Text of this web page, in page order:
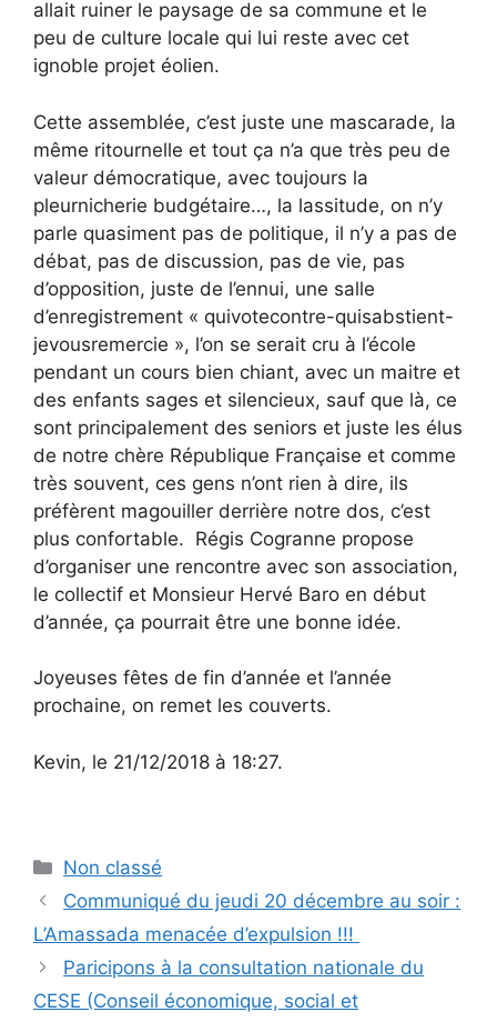
allait ruiner le paysage de sa commune et le
peu de culture locale qui lui reste avec cet
ignoble projet éolien.
Cette assemblée, c’est juste une mascarade, la
même ritournelle et tout ça n’a que très peu de
valeur démocratique, avec toujours la
pleurnicherie budgétaire…, la lassitude, on n’y
parle quasiment pas de politique, il n’y a pas de
débat, pas de discussion, pas de vie, pas
d’opposition, juste de l’ennui, une salle
d’enregistrement « quivotecontre-quisabstient-
jevousremercie », l’on se serait cru à l’école
pendant un cours bien chiant, avec un maitre et
des enfants sages et silencieux, sauf que là, ce
sont principalement des seniors et juste les élus
de notre chère République Française et comme
très souvent, ces gens n’ont rien à dire, ils
préfèrent magouiller derrière notre dos, c’est
plus confortable. Régis Cogranne propose
d’organiser une rencontre avec son association,
le collectif et Monsieur Hervé Baro en début
d’année, ça pourrait être une bonne idée.
Joyeuses fêtes de fin d’année et l’année
prochaine, on remet les couverts.
Kevin, le 21/12/2018 à 18:27.
Catégories
Non classé
Communiqué du jeudi 20 décembre au soir :
L’Amassada menacée d’expulsion !!!
Paricipons à la consultation nationale du
CESE (Conseil économique, social et